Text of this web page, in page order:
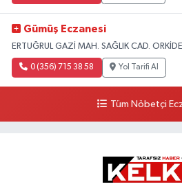
Gümüş Eczanesi
ERTUĞRUL GAZİ MAH. SAĞLIK CAD.
0 (356) 715 38 58 Yol Tarifi Al
Tüm Nöbetçi